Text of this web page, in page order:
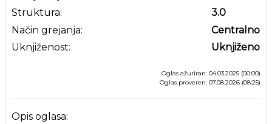
Struktura:
Način grejanja:
Uknjiženost:
3.0
Centralno
Uknjiženo
Oglas ažuriran: 04.03.2025 (00:00)
Oglas proveren: 07.08.2026 (08:25)
Opis oglasa: